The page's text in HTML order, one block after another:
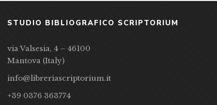
STUDIO BIBLIOGRAFICO SCRIPTORIUM
via Valsesia, 4 – 46100
Mantova (Italy)
info@libreriascriptorium.it
+39 0376 363774